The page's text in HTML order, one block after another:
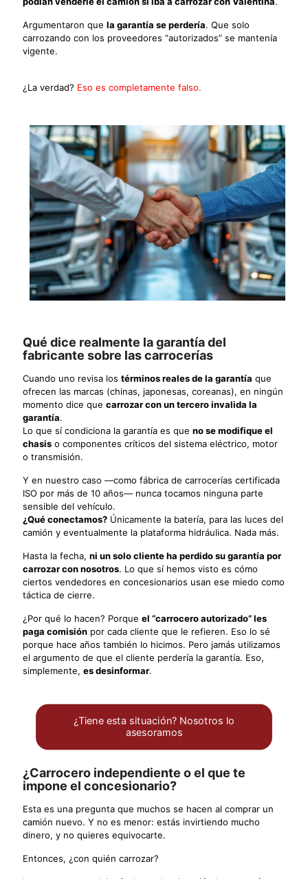
Argumentaron que la garantía se perdería. Que solo
carrozando con los proveedores “autorizados” se mantenía
vigente.
¿La verdad? Eso es completamente falso.
Qué dice realmente la garantía del
fabricante sobre las carrocerías
Cuando uno revisa los términos reales de la garantía que
ofrecen las marcas (chinas, japonesas, coreanas), en ningún
momento dice que carrozar con un tercero invalida la
garantía.
Lo que sí condiciona la garantía es que no se modifique el
chasis o componentes críticos del sistema eléctrico, motor
o transmisión.
Y en nuestro caso —como fábrica de carrocerías certificada
ISO por más de 10 años— nunca tocamos ninguna parte
sensible del vehículo.
¿Qué conectamos? Únicamente la batería, para las luces del
camión y eventualmente la plataforma hidráulica. Nada más.
Hasta la fecha, ni un solo cliente ha perdido su garantía por
carrozar con nosotros. Lo que sí hemos visto es cómo
ciertos vendedores en concesionarios usan ese miedo como
táctica de cierre.
¿Por qué lo hacen? Porque el “carrocero autorizado” les
paga comisión por cada cliente que le refieren. Eso lo sé
porque hace años también lo hicimos. Pero jamás utilizamos
el argumento de que el cliente perdería la garantía. Eso,
simplemente, es desinformar.
¿Tiene esta situación? Nosotros lo
asesoramos
¿Carrocero independiente o el que te
impone el concesionario?
Esta es una pregunta que muchos se hacen al comprar un
camión nuevo. Y no es menor: estás invirtiendo mucho
dinero, y no quieres equivocarte.
Entonces, ¿con quién carrozar?